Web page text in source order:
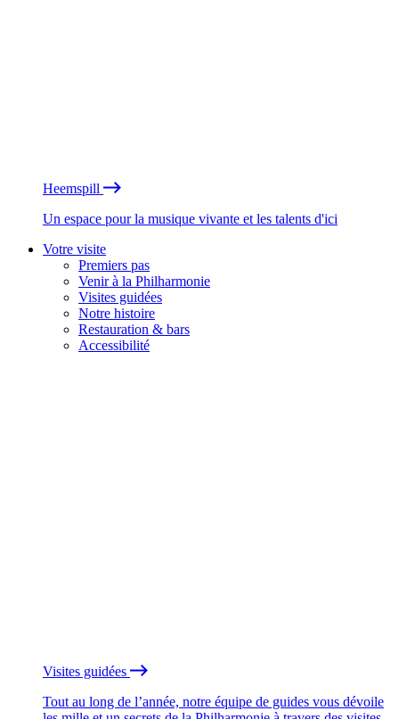
Heemspill
Un espace pour la musique vivante et les talents d'ici
Votre visite
Premiers pas
Venir à la Philharmonie
Visites guidées
Notre histoire
Restauration & bars
Accessibilité
Visites guidées
Tout au long de l’année, notre équipe de guides vous dévoile